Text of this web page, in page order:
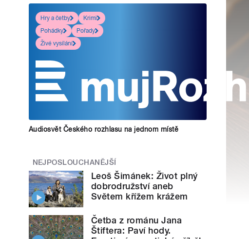
Hry a četby
Krimi
Pohádky
Pořady
Živé vysílání
Audiosvět Českého rozhlasu na jednom místě
NEJPOSLOUCHANĚJŠÍ
Leoš Šimánek: Život plný
dobrodružství aneb
Světem křížem krážem
Četba z románu Jana
Štiftera: Paví hody.